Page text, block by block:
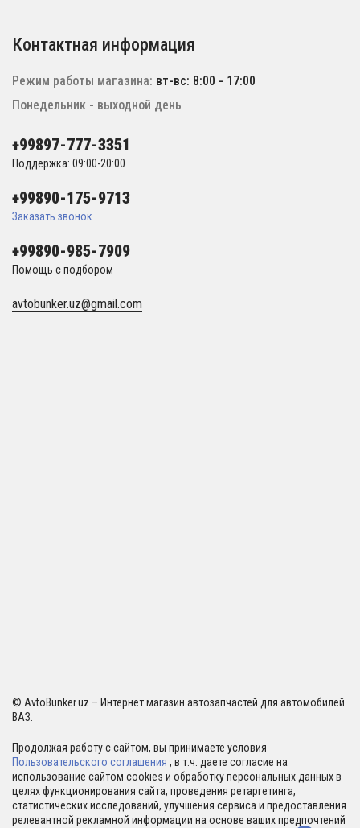
Контактная информация
Режим работы магазина: вт-вс: 8:00 - 17:00
Понедельник - выходной день
+99897-777-3351
Поддержка: 09:00-20:00
+99890-175-9713
Заказать звонок
+99890-985-7909
Помощь с подбором
avtobunker.uz@gmail.com
© AvtoBunker.uz – Интернет магазин автозапчастей для автомобилей
ВАЗ.
Продолжая работу с сайтом, вы принимаете условия
Пользовательского соглашения , в т.ч. даете согласие на
использование сайтом cookies и обработку персональных данных в
целях функционирования сайта, проведения ретаргетинга,
статистических исследований, улучшения сервиса и предоставления
релевантной рекламной информации на основе ваших предпочтений